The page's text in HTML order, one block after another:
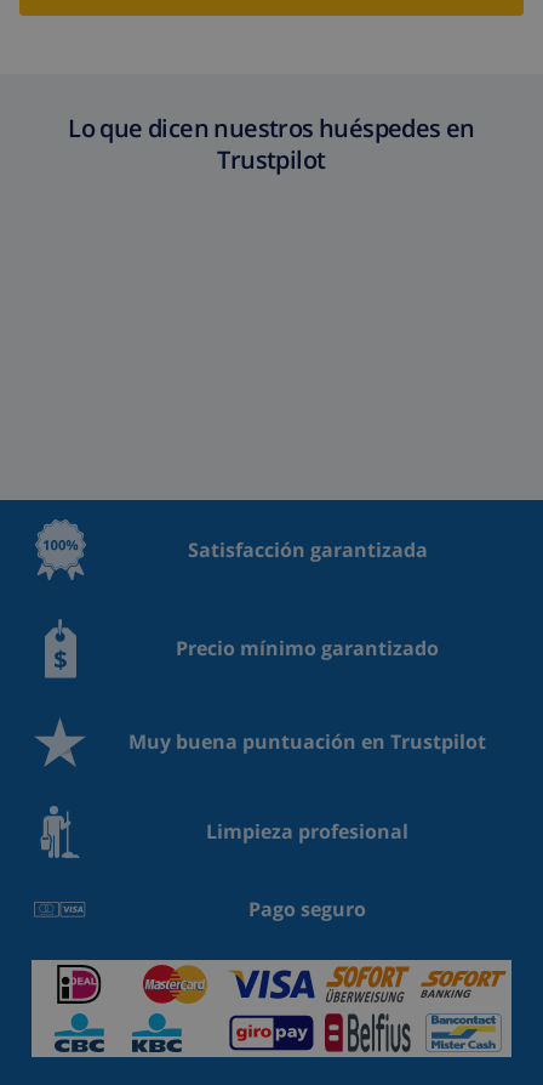
Lo que dicen nuestros huéspedes en
Trustpilot
Satisfacción garantizada
Precio mínimo garantizado
Muy buena puntuación en Trustpilot
Limpieza profesional
Pago seguro